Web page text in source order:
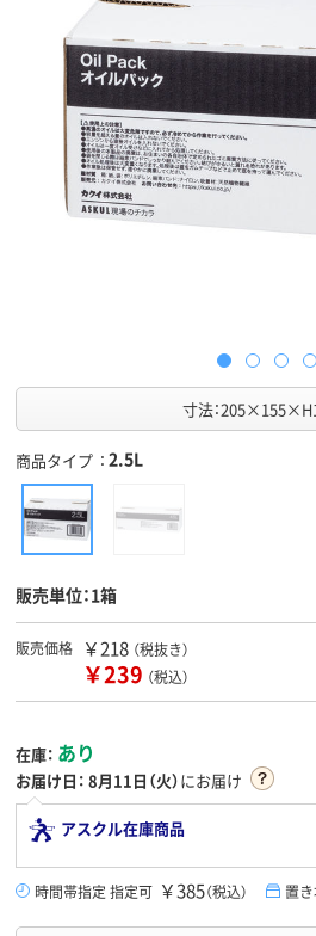
寸法：
商品タイプ 2.5L
販売単位：1箱
販売価格 ￥218 （税抜き）
￥239 （税込）
在庫： あり
お届け日： 8月11日（火）にお届け
アスクル在庫商品
時間帯指定 指定可 ￥385（税込） 置